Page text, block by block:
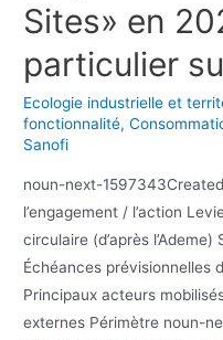
Sites» en
particulier
Ecologie industrielle et
fonctionnalité,
Sanofi
noun-next-
l’engagement / l’action
circulaire (d’après
Échéances prévisionnelles
Principaux acteurs
externes Périmètre noun-